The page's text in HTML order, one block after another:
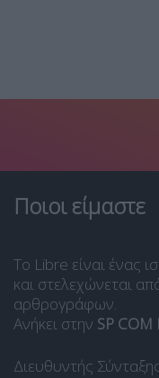
Ποιοι είμαστε
Το Libre είναι ένας
και στελεχώνεται
αρθρογράφων.
Ανήκει στην SP
Διευθυντής